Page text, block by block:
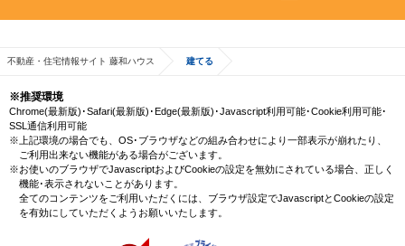
不動産・住宅情報サイト 藤和ハウス 建てる
※推奨環境
Chrome(最新版)･Safari(最新版)･Edge(最新版)･Javascript利用可能･Cookie利用可能･
SSL通信利用可能
※上記環境の場合でも、OS･ブラウザなどの組み合わせにより一部表示が崩れたり、
ご利用出来ない機能がある場合がございます。
※お使いのブラウザでJavascriptおよびCookieの設定を無効にされている場合、正しく
機能･表示されないことがあります。
全てのコンテンツをご利用いただくには、ブラウザ設定でJavascriptとCookieの設定
を有効にしていただくようお願いいたします。